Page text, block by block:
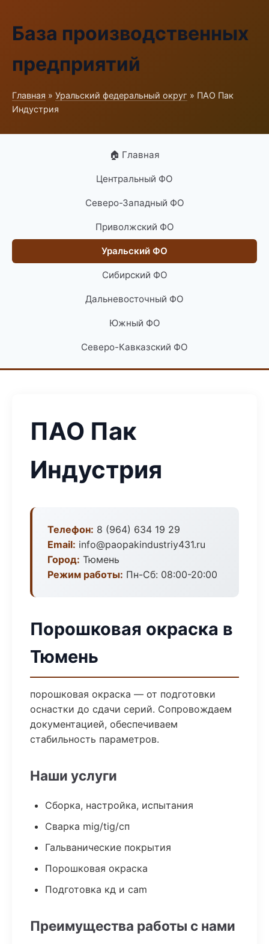
База производственных
предприятий
Главная » Уральский федеральный округ » ПАО Пак
Индустрия
🏠 Главная
Центральный ФО
Северо-Западный ФО
Приволжский ФО
Уральский ФО
Сибирский ФО
Дальневосточный ФО
Южный ФО
Северо-Кавказский ФО
ПАО Пак
Индустрия
Телефон: 8 (964) 634 19 29
Email: info@paopakindustriy431.ru
Город: Тюмень
Режим работы: Пн-Сб: 08:00-20:00
Порошковая окраска в
Тюмень
порошковая окраска — от подготовки
оснастки до сдачи серий. Сопровождаем
документацией, обеспечиваем
стабильность параметров.
Наши услуги
Сборка, настройка, испытания
Сварка mig/tig/сп
Гальванические покрытия
Порошковая окраска
Подготовка кд и cam
Преимущества работы с нами